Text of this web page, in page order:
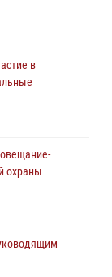
в
охраны